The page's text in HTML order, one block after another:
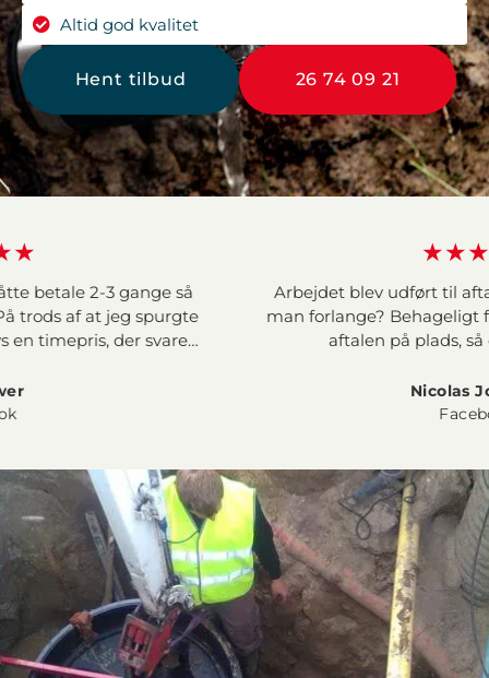
Altid god kvalitet
Hent tilbud 26 74 09 21
gange så
spurgte
svarer
som
vand og
at de
gør...
★★★★★
Arbejdet blev udført til aftalt tid, så
man forlange? Behageligt forløb i
aftalen på plads, så det spillede
Nicolas Jourdan